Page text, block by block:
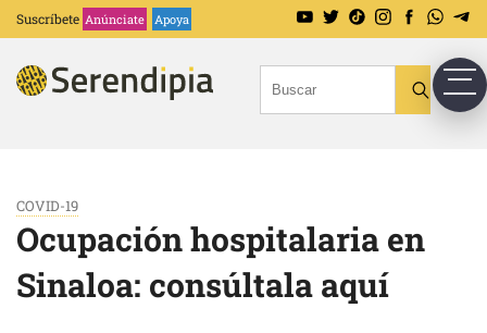
Suscríbete Anúnciate Apoya
COVID-19
Ocupación hospitalaria en
Sinaloa: consúltala aquí